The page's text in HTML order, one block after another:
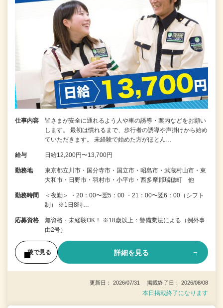
仕事内容
皆さまが安全に通れるよう人や車の誘導・案内などをお願い
します。 最初は慣れるまで、歩行者の誘導や声掛けから始め
ていただきます。 未経験で始めた方がほとん…
給与 日給12,200円〜13,700円
勤務地
東京都立川市・国分寺市・国立市・昭島市・武蔵村山市・東
大和市・日野市・羽村市・小平市・西多摩郡瑞穂町 他
勤務時間
＜夜勤＞ ・20：00〜翌5：00 ・21：00〜翌6：00（シフト
制） ※1日8時…
応募資格
無資格・未経験OK！ ※18歳以上：警備業法による（例外事
由2号）
後で見る 詳細を見る
更新日： 2026/07/31 掲載終了日： 2026/08/08
本日掲載終了になります